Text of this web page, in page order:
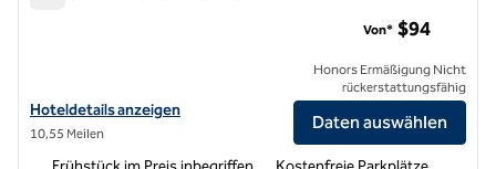
Hoteldetails für Tru by Hilton Norco Eastvale anzeigen
Hoteldetails anzeigen
10,55 Meilen
Von* $94
Honors Ermäßigung Nicht
rückerstattungsfähig
Daten auswählen